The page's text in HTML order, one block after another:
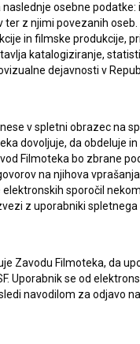
osebne podatke:
z njimi povezanih oseb.
in filmske produkcije,
katalogiziranje,
dejavnosti v
v spletni obrazec na
dovoljuje, da obdeluje in
Filmoteka bo zbrane
na njihova
sporočil
z uporabniki spletnega
Zavodu Filmoteka, da
Uporabnik se od
navodilom za odjavo